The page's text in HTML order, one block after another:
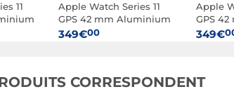
11
Apple Watch Series 11
GPS 42 mm Aluminium
Or rose Bracelet Sport
349€00
Apple
GPS
Argent
349€
CORRESPONDENT